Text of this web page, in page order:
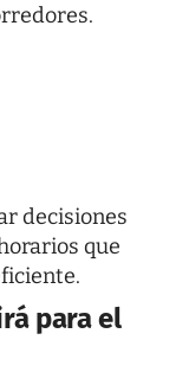
decisiones
que
para el